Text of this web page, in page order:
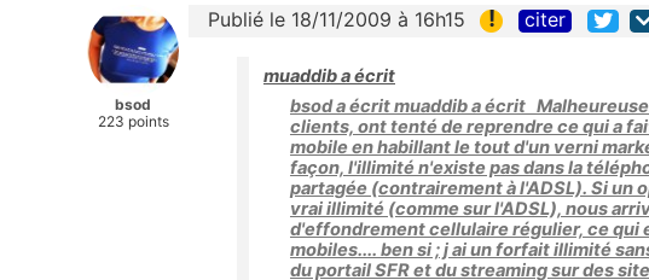
bsod
223 points
Publié le 18/11/2009 à 16h15 ! citer
muaddib a écrit
bsod a écrit muaddib a écrit
clients, ont tenté de reprendre ce qui a
mobile en habillant le tout d'un verni
façon, l'illimité n'existe pas dans la
partagée (contrairement à l'ADSL). Si un
vrai illimité (comme sur l'ADSL), nous
d'effondrement cellulaire régulier, ce qui
mobiles.... ben si ; j ai un forfait illimité
du portail SFR et du streaming sur des